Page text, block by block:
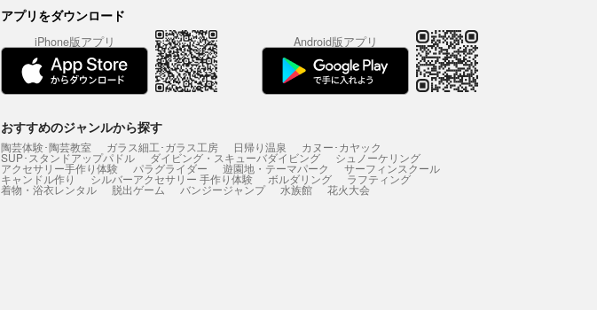
アプリをダウンロード
iPhone版アプリ Android版アプリ
おすすめのジャンルから探す
陶芸体験･陶芸教室 ガラス細工･ガラス工房 日帰り温泉 カヌー･カヤック
SUP･スタンドアップパドル ダイビング・スキューバダイビング シュノーケリング
アクセサリー手作り体験 パラグライダー 遊園地・テーマパーク サーフィンスクール
キャンドル作り シルバーアクセサリー 手作り体験 ボルダリング ラフティング
着物・浴衣レンタル 脱出ゲーム バンジージャンプ 水族館 花火大会